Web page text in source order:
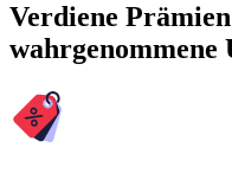
Verdiene
wahrgenommene